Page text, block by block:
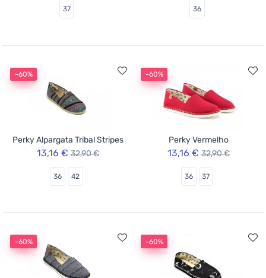
37 36
-60%
Perky Alpargata Tribal Stripes
13,16 € 32,90 €
36 42
-60%
Perky Vermelho
13,16 € 32,90 €
36 37
-60% -60%